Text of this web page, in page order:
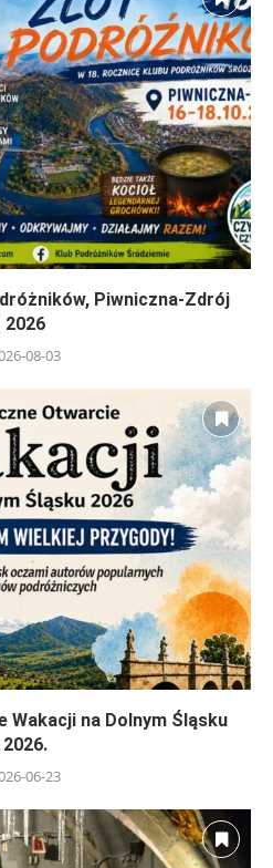
Piwniczna-Zdrój
2026
08-03
Wakacji na Dolnym Śląsku
2026.
06-23